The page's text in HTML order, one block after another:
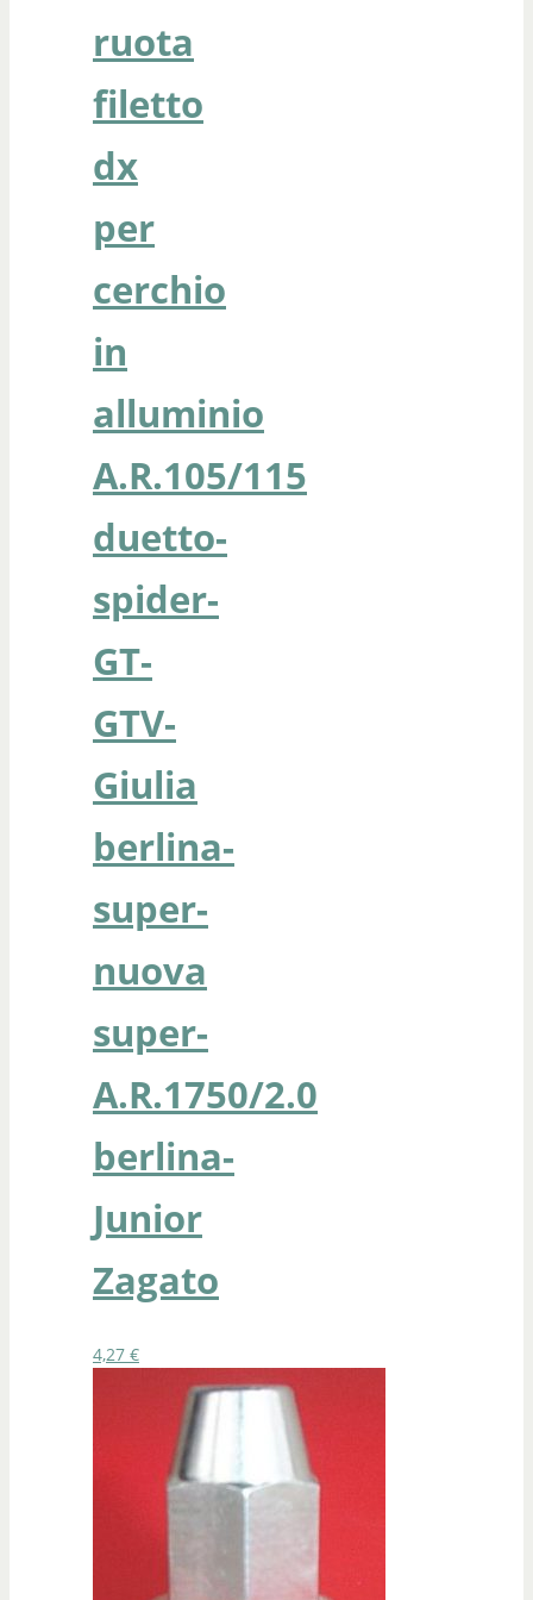
ruota
filetto
dx
per
cerchio
in
alluminio
A.R.105/115
duetto-
spider-
GT-
GTV-
Giulia
berlina-
super-
nuova
super-
A.R.1750/2.0
berlina-
Junior
Zagato
4,27 €